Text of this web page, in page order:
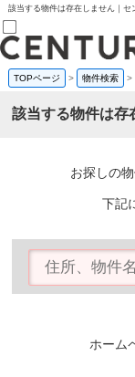
該当する物件は存在しません｜セ
売買部
0120-800-844
賃貸部
会員メニュー
物件を探す
購入TOP
条件から探す
住宅ローン控除シミュ
TOPページ > 物件検索 >
該当する物件は存
お探しの
下記
ホーム